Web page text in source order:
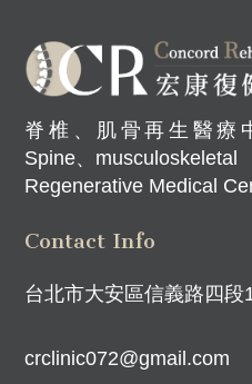
脊椎、肌骨再生醫療
Spine、musculoskeletal
Regenerative Medical
Contact Info
台北市大安區信義路四段
crclinic072@gmail.com